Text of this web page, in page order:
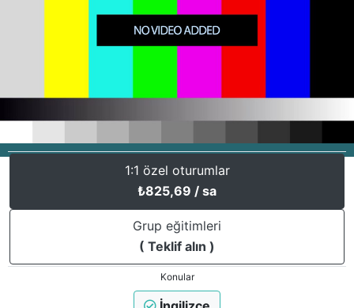
1:1 özel oturumlar
₺825,69 / sa
Grup eğitimleri
( Teklif alın )
Konular